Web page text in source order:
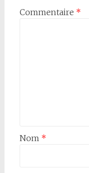
Commentaire *
Nom *